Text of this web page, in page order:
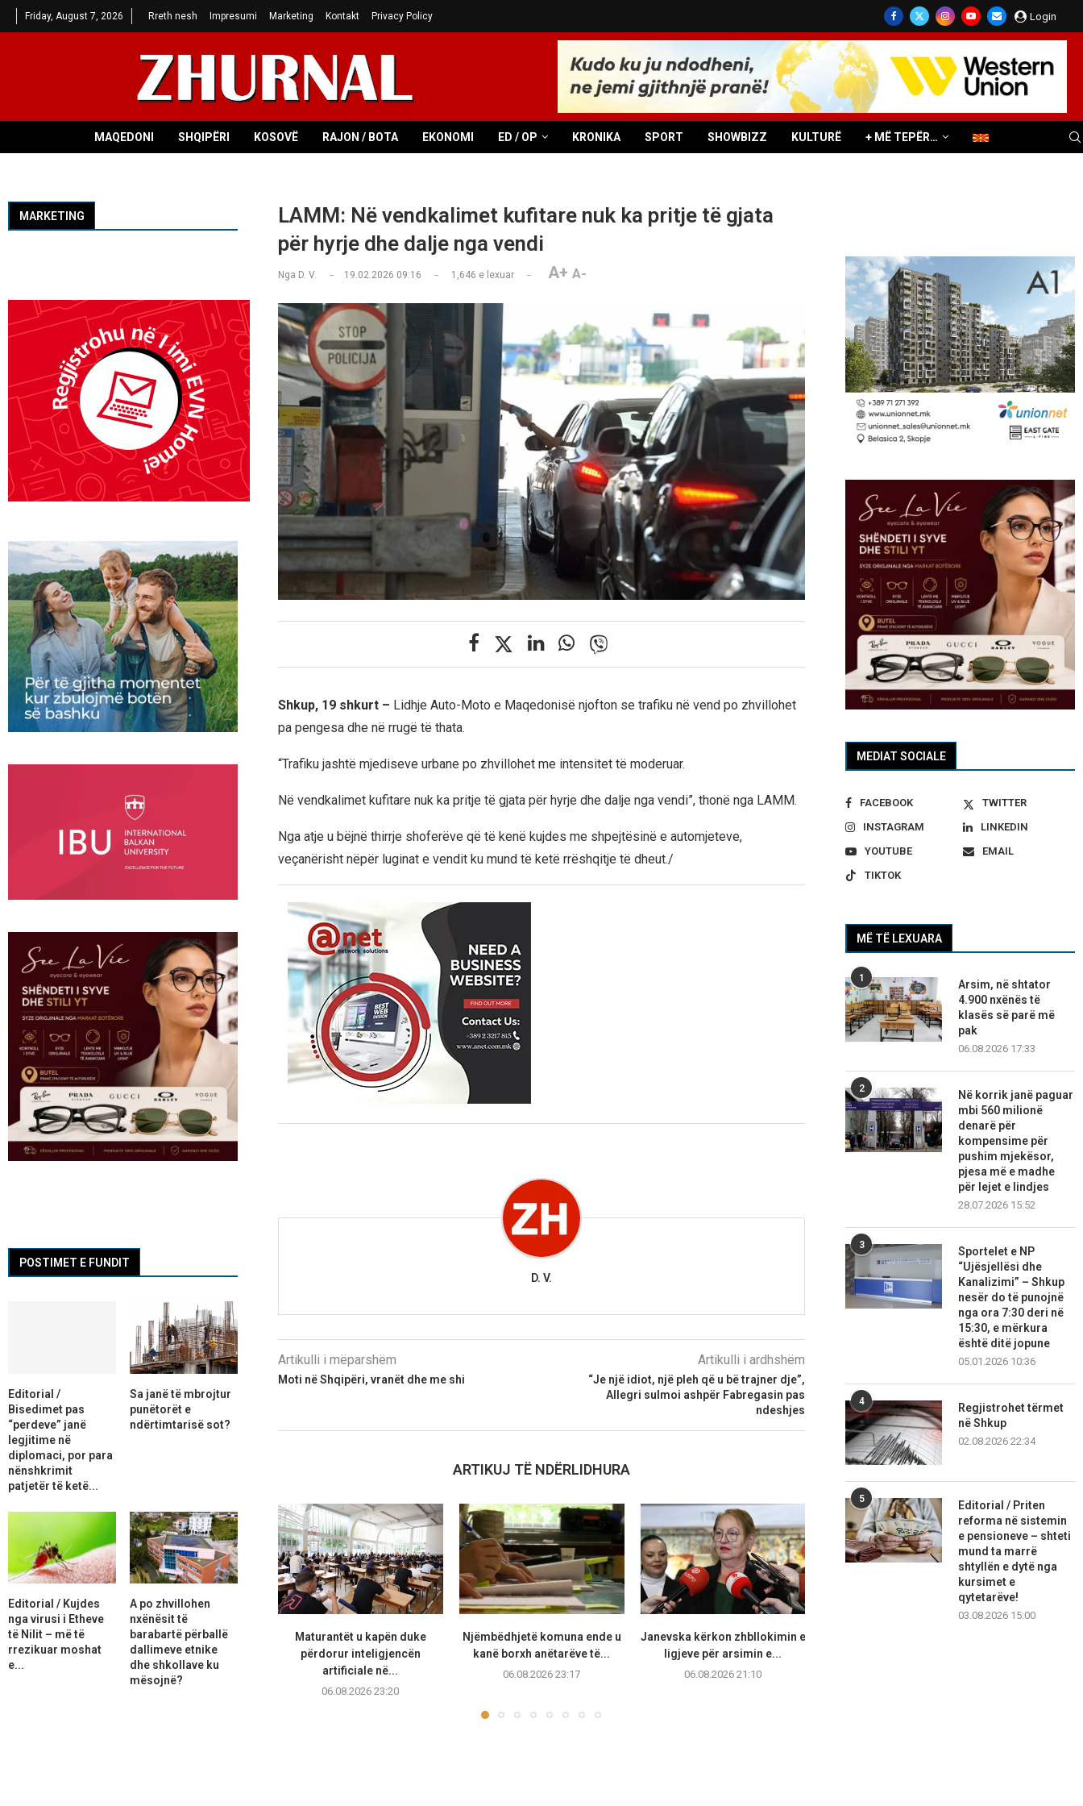
Friday, August 7, 2026 Rreth nesh Impresumi Marketing Kontakt Privacy Policy Login
MAQEDONI SHQIPËRI KOSOVË RAJON / BOTA EKONOMI ED / OP KRONIKA SPORT SHOWBIZZ KULTURË + MË TEPËR…
LAMM: Në vendkalimet kufitare nuk ka pritje të gjata
për hyrje dhe dalje nga vendi
Nga D. V. 19.02.2026 09:16 1,646 e lexuar A+ A-
Shkup, 19 shkurt – Lidhje Auto-Moto e Maqedonisë njofton se trafiku në vend po zhvillohet
pa pengesa dhe në rrugë të thata.
“Trafiku jashtë mjediseve urbane po zhvillohet me intensitet të moderuar.
Në vendkalimet kufitare nuk ka pritje të gjata për hyrje dhe dalje nga vendi”, thonë nga LAMM.
Nga atje u bëjnë thirrje shoferëve që të kenë kujdes me shpejtësinë e automjeteve,
veçanërisht nëpër luginat e vendit ku mund të ketë rrëshqitje të dheut./
D. V.
Artikulli i mëparshëm
Moti në Shqipëri, vranët dhe me shi
Artikulli i ardhshëm
“Je një idiot, një pleh që u bë trajner dje”,
Allegri sulmoi ashpër Fabregasin pas
ndeshjes
ARTIKUJ TË NDËRLIDHURA
Maturantët u kapën duke
përdorur inteligjencën
artificiale në...
06.08.2026 23:20
Njëmbëdhjetë komuna ende u
kanë borxh anëtarëve të...
06.08.2026 23:17
Janevska kërkon zhbllokimin e
ligjeve për arsimin e...
06.08.2026 21:10
MEDIAT SOCIALE
FACEBOOK
TWITTER
INSTAGRAM
LINKEDIN
YOUTUBE
EMAIL
TIKTOK
MË TË LEXUARA
1
Arsim, në shtator
4.900 nxënës të
klasës së parë më
pak
06.08.2026 17:33
2
Në korrik janë paguar
mbi 560 milionë
denarë për
kompensime për
pushim mjekësor,
pjesa më e madhe
për lejet e lindjes
28.07.2026 15:52
3
Sportelet e NP
“Ujësjellësi dhe
Kanalizimi” – Shkup
nesër do të punojnë
nga ora 7:30 deri në
15:30, e mërkura
është ditë jopune
05.01.2026 10:36
4
Regjistrohet tërmet
në Shkup
02.08.2026 22:34
5
Editorial / Priten
reforma në sistemin
e pensioneve – shteti
mund ta marrë
shtyllën e dytë nga
kursimet e
qytetarëve!
03.08.2026 15:00
MARKETING
POSTIMET E FUNDIT
Editorial /
Bisedimet pas
“perdeve” janë
legjitime në
diplomaci, por para
nënshkrimit
patjetër të ketë...
Sa janë të mbrojtur
punëtorët e
ndërtimtarisë sot?
Editorial / Kujdes
nga virusi i Etheve
të Nilit – më të
rrezikuar moshat
e...
A po zhvillohen
nxënësit të
barabartë përballë
dallimeve etnike
dhe shkollave ku
mësojnë?